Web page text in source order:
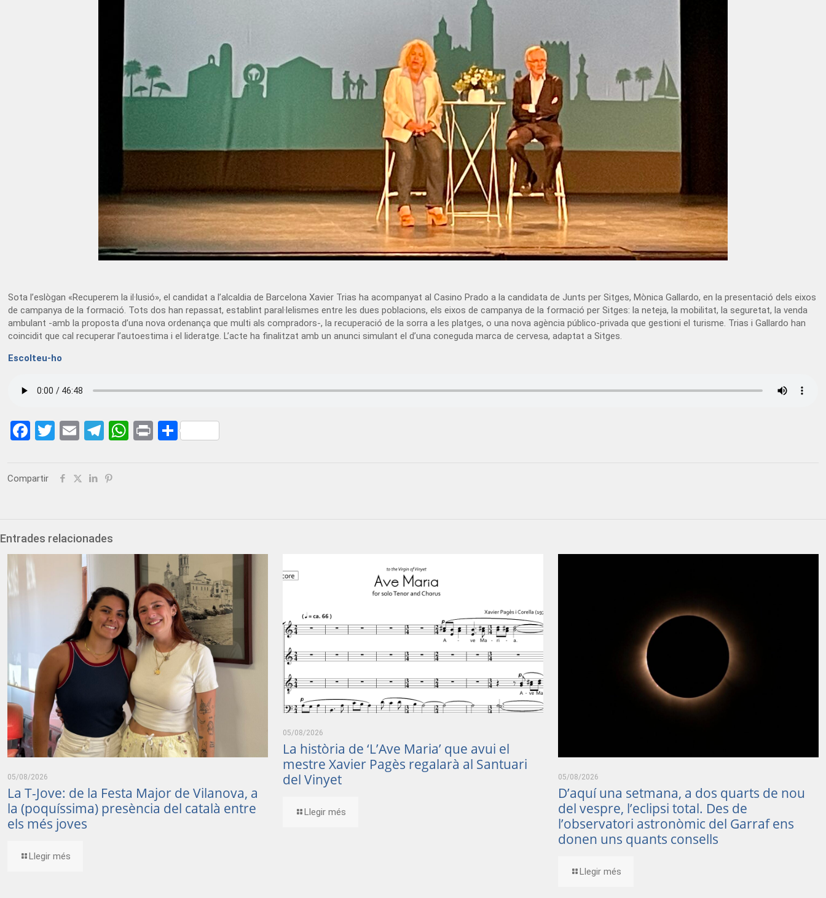
Sota l’eslògan «Recuperem la il·lusió», el candidat a l’alcaldia de Barcelona Xavier Trias ha acompanyat al Casino Prado a la candidata de Junts per Sitges, Mònica Gallardo, en la presentació dels eixos
de campanya de la formació. Tots dos han repassat, establint paral·lelismes entre les dues poblacions, els eixos de campanya de la formació per Sitges: la neteja, la mobilitat, la seguretat, la venda
ambulant -amb la proposta d’una nova ordenança que multi als compradors-, la recuperació de la sorra a les platges, o una nova agència público-privada que gestioni el turisme. Trias i Gallardo han
coincidit que cal recuperar l’autoestima i el lideratge. L’acte ha finalitzat amb un anunci simulant el d’una coneguda marca de cervesa, adaptat a Sitges.
Escolteu-ho
Facebook
Twitter
EmailTelegram
WhatsApp
PrintShare
Compartir
Entrades relacionades
05/08/2026
La T-Jove: de la Festa Major de Vilanova, a
la (poquíssima) presència del català entre
els més joves
Llegir més
05/08/2026
La història de ‘L’Ave Maria’ que avui el
mestre Xavier Pagès regalarà al Santuari
del Vinyet
Llegir més
05/08/2026
D’aquí una setmana, a dos quarts de nou
del vespre, l’eclipsi total. Des de
l’observatori astronòmic del Garraf ens
donen uns quants consells
Llegir més